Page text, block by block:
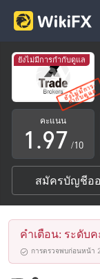
ยังไม่มีการกำกับดูแล
คะแนน
0
1
2
3
4
5
.
5
6
7
8
9
3
4
5
6
7
8
9
/10
สมัครบัญชีอ
คำเตือน: ระดับ
การตรวจพบก่อนหน้า